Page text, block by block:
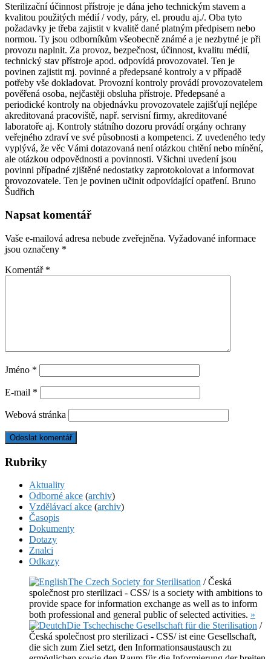
Sterilizační účinnost přístroje je dána jeho technickým stavem a
kvalitou použitých médií / vody, páry, el. proudu aj./. Oba tyto
požadavky je třeba zajistit v kvalitě dané platným předpisem nebo
normou. Ty jsou odborníkům všeobecně známé a je nezbytné je při
provozu naplnit. Za provoz, bezpečnost, účinnost, kvalitu médií,
technický stav přístroje apod. odpovídá provozovatel. Ten je
povinen zajistit mj. povinné a předepsané kontroly a v případě
potřeby vše dokladovat. Provozní kontroly provádí provozovatelem
pověřená osoba, nejčastěji obsluha přístroje. Předepsané a
periodické kontroly na objednávku provozovatele zajišťují nejlépe
akreditovaná pracoviště, např. servisní firmy, akreditované
laboratoře aj. Kontroly státního dozoru provádí orgány ochrany
veřejného zdraví ve své působnosti a kompetenci. Z uvedeného tedy
vyplývá, že věc Vámi dotazovaná není otázkou chtění nebo mínění,
ale otázkou odpovědnosti a povinnosti. Všichni uvedení jsou
povinni případné zjištěné nedostatky zaprotokolovat a informovat
provozovatele. Ten je povinen učinit odpovídající opatření. Bruno
Šudřich
Napsat komentář
Vaše e-mailová adresa nebude zveřejněna. Vyžadované informace
jsou označeny *
Komentář *
Jméno *
E-mail *
Webová stránka
Rubriky
Aktuality
Odborné akce (archiv)
Vzdělávací akce (archiv)
Časopis
Dokumenty
Dotazy
Znalci
Odkazy
The Czech Society for Sterilisation / Česká
společnost pro sterilizaci - CSS/ is a society with ambitions to
provide space for information exchange as well as to inform
both professional and general public of selected activities. »
Die Tschechische Gesellschaft für die Sterilisation /
Česká společnost pro sterilizaci - CSS/ ist eine Gesellschaft,
die sich zum Ziel setzt, den Informationsaustausch zu